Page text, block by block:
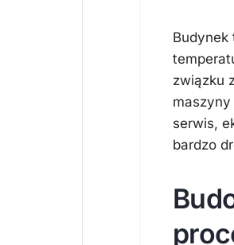
Budynek
związku
serwis,
bardzo